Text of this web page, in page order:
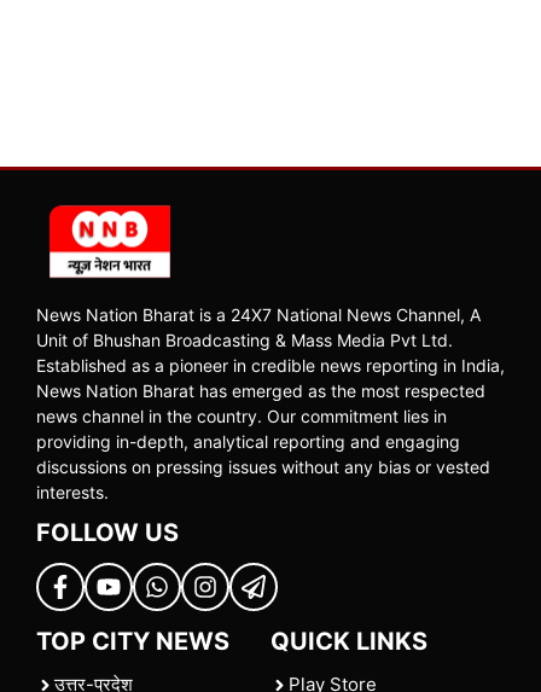
News Nation Bharat is a 24X7 National News Channel, A
Unit of Bhushan Broadcasting & Mass Media Pvt Ltd.
Established as a pioneer in credible news reporting in India,
News Nation Bharat has emerged as the most respected
news channel in the country. Our commitment lies in
providing in-depth, analytical reporting and engaging
discussions on pressing issues without any bias or vested
interests.
FOLLOW US
TOP CITY NEWS
उत्तर-प्रदेश
QUICK LINKS
Play Store